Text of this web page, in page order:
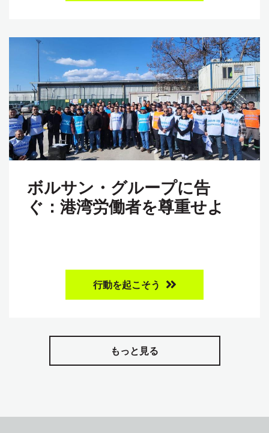
ボルサン・グループに告
ぐ：港湾労働者を尊重せよ
行動を起こそう
もっと見る